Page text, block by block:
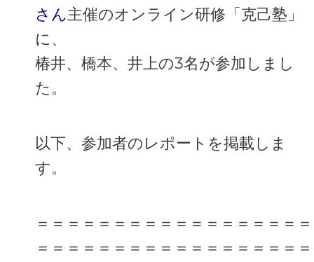
さん主催のオンライン研修「克己塾」
に、
椿井、橋本、井上の3名が参加しまし
た。
以下、参加者のレポートを掲載しま
す。
＝＝＝＝＝＝＝＝＝＝＝＝＝＝＝＝＝＝
＝＝＝＝＝＝＝＝＝＝＝＝＝＝＝＝＝＝